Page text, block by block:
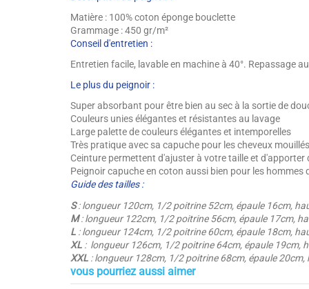
Matière : 100% coton éponge bouclette
Grammage : 450 gr/m²
Conseil d'entretien :
Entretien facile, lavable en machine à 40°. Repassage
Le plus du peignoir :
Super absorbant pour être bien au sec à la sortie de
Couleurs unies élégantes et résistantes au lavage
Large palette de couleurs élégantes et intemporelles
Très pratique avec sa capuche pour les cheveux mouillés
Ceinture permettent d'ajuster à votre taille et d'apporter
Peignoir capuche en coton aussi bien pour les hommes
Guide des tailles :
S: longueur 120cm, 1/2 poitrine 52cm, épaule 16cm,
M: longueur 122cm, 1/2 poitrine 56cm, épaule 17cm,
L : longueur 124cm, 1/2 poitrine 60cm, épaule 18cm,
XL : longueur 126cm, 1/2 poitrine 64cm, épaule 19cm,
XXL : longueur 128cm, 1/2 poitrine 68cm, épaule
Hauteur / Épaisseur
vous pourriez aussi aimer